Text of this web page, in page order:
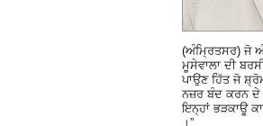
(ਅੰਮ੍ਰਿਤਸਰ) ਜੋ
ਮੂਸੇਵਾਲਾ ਦੀ
ਪਾਉਣ ਹਿੱਤ ਜੋ
ਨਜ਼ਰ ਬੰਦ ਕਰਨ ਦੇ
ਇਨ੍ਹਾਂ ਭੜਕਾਊ
।”